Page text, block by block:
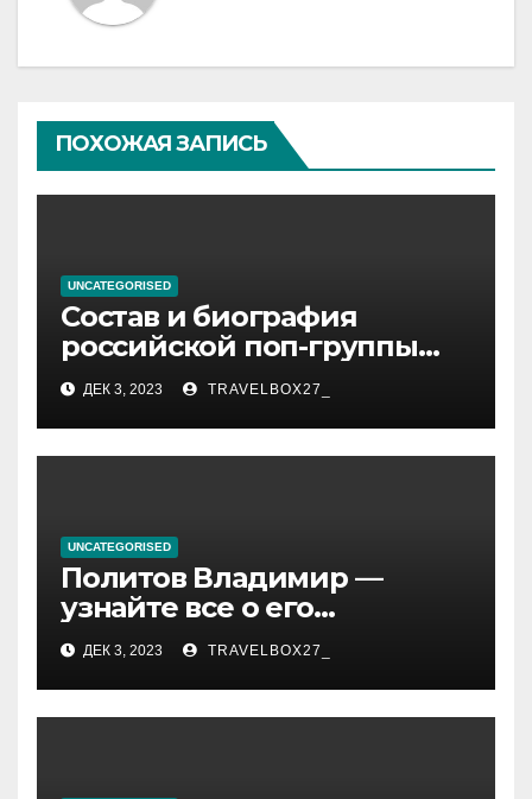
ПОХОЖАЯ ЗАПИСЬ
UNCATEGORISED
Состав и биография
российской поп-группы
«Иванушки интернешнл»
— история успеха, музыка
и судьбы участников
ДЕК 3, 2023 TRAVELBOX27_
UNCATEGORISED
Политов Владимир —
узнайте все о его
биографии, возрасте и
впечатляющих
достижениях!
ДЕК 3, 2023 TRAVELBOX27_